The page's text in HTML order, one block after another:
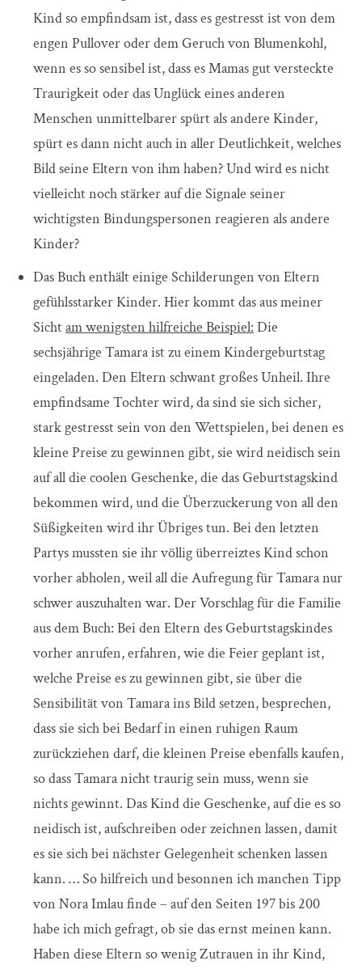
Kind so empfindsam ist, dass es gestresst ist von dem
engen Pullover oder dem Geruch von Blumenkohl,
wenn es so sensibel ist, dass es Mamas gut versteckte
Traurigkeit oder das Unglück eines anderen
Menschen unmittelbarer spürt als andere Kinder,
spürt es dann nicht auch in aller Deutlichkeit, welches
Bild seine Eltern von ihm haben? Und wird es nicht
vielleicht noch stärker auf die Signale seiner
wichtigsten Bindungspersonen reagieren als andere
Kinder?
Das Buch enthält einige Schilderungen von Eltern
gefühlsstarker Kinder. Hier kommt das aus meiner
Sichtam wenigsten hilfreiche Beispiel: Die
sechsjährige Tamara ist zu einem Kindergeburtstag
eingeladen. Den Eltern schwant großes Unheil. Ihre
empfindsame Tochter wird, da sind sie sich sicher,
stark gestresst sein von den Wettspielen, bei denen es
kleine Preise zu gewinnen gibt, sie wird neidisch sein
auf all die coolen Geschenke, die das Geburtstagskind
bekommen wird, und die Überzuckerung von all den
Süßigkeiten wird ihr Übriges tun. Bei den letzten
Partys mussten sie ihr völlig überreiztes Kind schon
vorher abholen, weil all die Aufregung für Tamara nur
schwer auszuhalten war. Der Vorschlag für die Familie
aus dem Buch: Bei den Eltern des Geburtstagskindes
vorher anrufen, erfahren, wie die Feier geplant ist,
welche Preise es zu gewinnen gibt, sie über die
Sensibilität von Tamara ins Bild setzen, besprechen,
dass sie sich bei Bedarf in einen ruhigen Raum
zurückziehen darf, die kleinen Preise ebenfalls kaufen,
so dass Tamara nicht traurig sein muss, wenn sie
nichts gewinnt. Das Kind die Geschenke, auf die es so
neidisch ist, aufschreiben oder zeichnen lassen, damit
es sie sich bei nächster Gelegenheit schenken lassen
kann. … So hilfreich und besonnen ich manchen Tipp
von Nora Imlau finde – auf den Seiten 197 bis 200
habe ich mich gefragt, ob sie das ernst meinen kann.
Haben diese Eltern so wenig Zutrauen in ihr Kind,